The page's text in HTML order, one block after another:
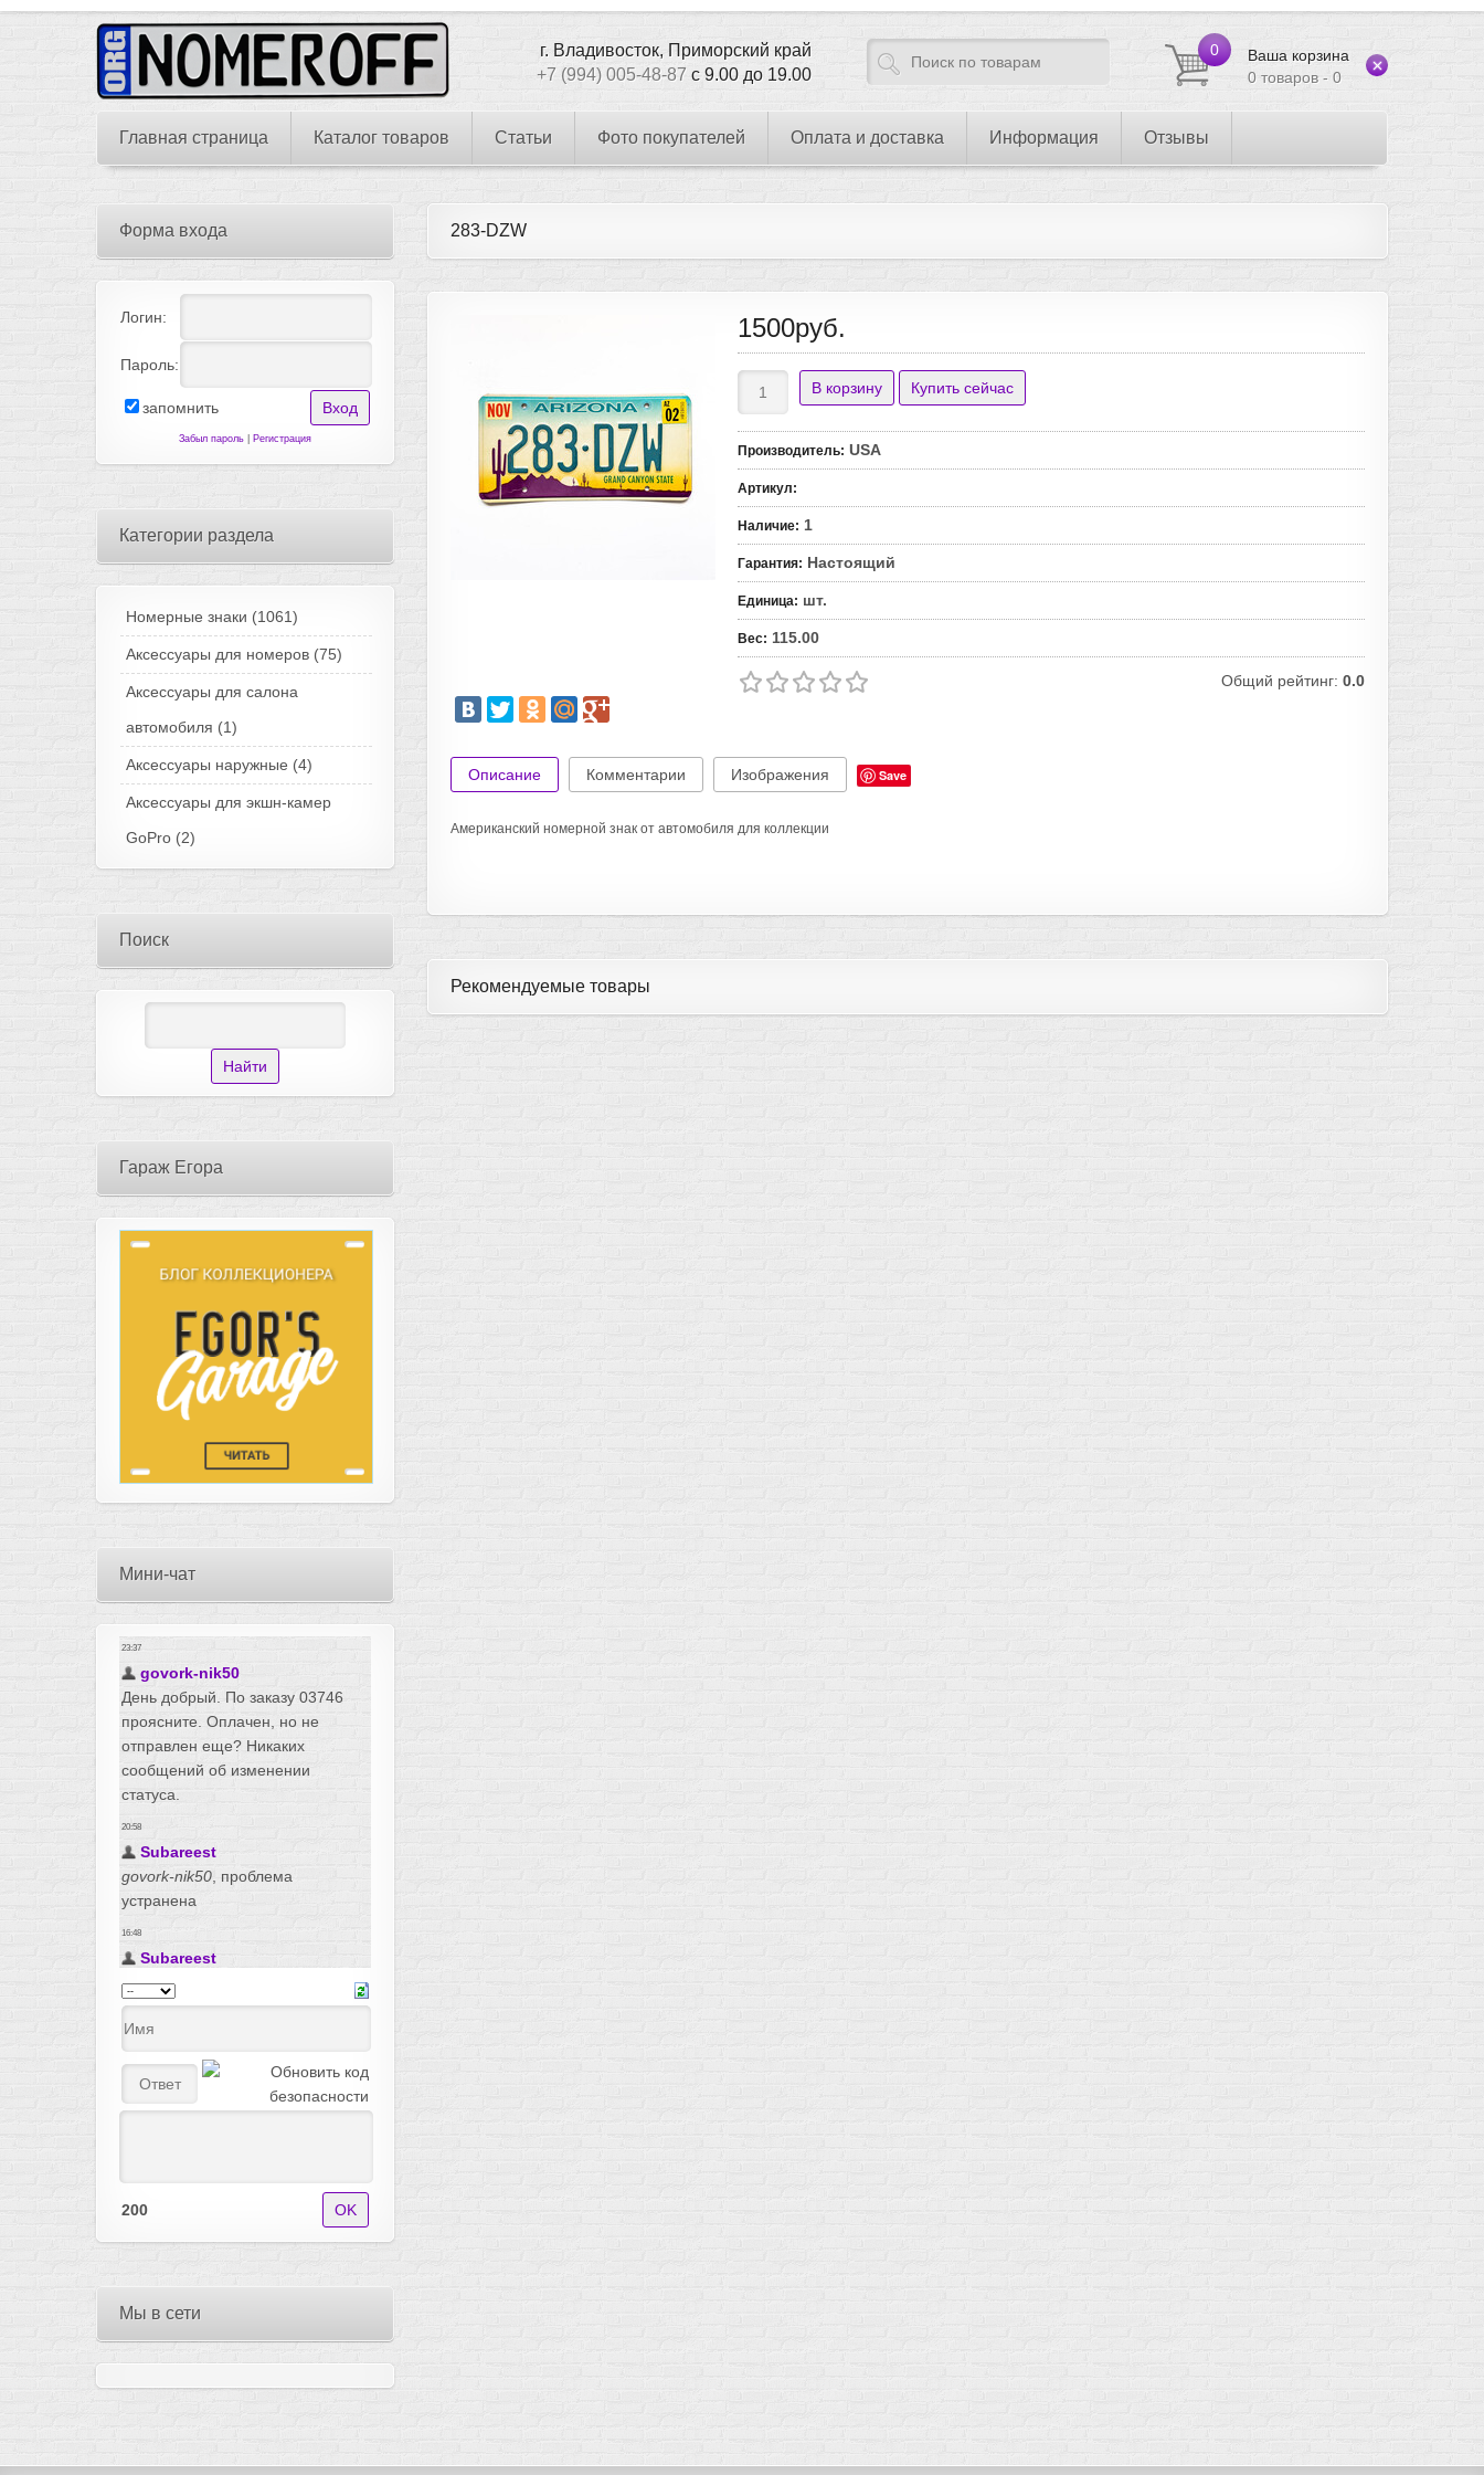
0
Ваша корзина
0 товаров - 0
г. Владивосток, Приморский край
+7 (994) 005-48-87 с 9.00 до 19.00
Главная страница Каталог товаров Статьи Фото покупателей Оплата и доставка Информация Отзывы
283-DZW
1500руб.
Производитель: USA
Артикул:
Наличие: 1
Гарантия: Настоящий
Единица: шт.
Вес: 115.00
Общий рейтинг: 0.0
Описание Комментарии Изображения Save
Американский номерной знак от автомобиля для коллекции
Рекомендуемые товары
Форма входа
Логин:
Пароль:
запомнить
Забыл пароль Регистрация
Категории раздела
Номерные знаки (1061)
Аксессуары для номеров (75)
Аксессуары для салона
автомобиля (1)
Аксессуары наружные (4)
Аксессуары для экшн-камер
GoPro (2)
Поиск
Гараж Егора
Мини-чат
200
Мы в сети